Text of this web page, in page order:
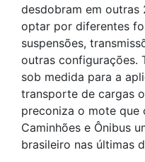
desdobram em outras
optar por diferentes
suspensões,
outras configurações.
sob medida para a
transporte de cargas
preconiza o mote que
Caminhões e Ônibus
brasileiro nas últimas